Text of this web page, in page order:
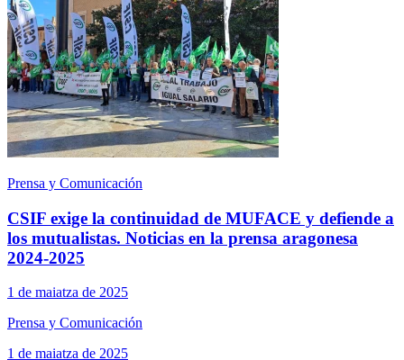
Prensa y Comunicación
CSIF exige la continuidad de MUFACE y defiende a
los mutualistas. Noticias en la prensa aragonesa
2024-2025
1 de maiatza de 2025
Prensa y Comunicación
1 de maiatza de 2025